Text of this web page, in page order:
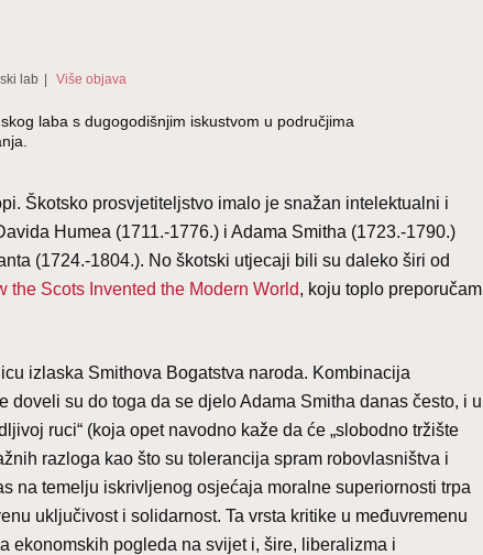
lab Više objava
laba s dugogodišnjim iskustvom u područjima
Škotsko prosvjetiteljstvo imalo je snažan intelektualni i
Humea (1711.-1776.) i Adama Smitha (1723.-1790.)
(1724.-1804.). No škotski utjecaji bili su daleko širi od
the Scots Invented the Modern World, koju toplo preporučam
izlaska Smithova Bogatstva naroda. Kombinacija
su do toga da se djelo Adama Smitha danas često, i u
ruci“ (koja opet navodno kaže da će „slobodno tržište
razloga kao što su tolerancija spram robovlasništva i
na temelju iskrivljenog osjećaja moralne superiornosti trpa
uključivost i solidarnost. Ta vrsta kritike u međuvremenu
ekonomskih pogleda na svijet i, šire, liberalizma i